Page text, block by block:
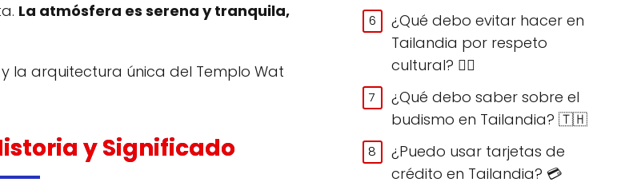
La atmósfera es serena y tranquila,
la arquitectura única del Templo Wat
y Significado
¿Qué debo evitar hacer en
Tailandia por respeto
cultural? 🙅‍♀️
¿Qué debo saber sobre el
budismo en Tailandia? 🇹🇭
¿Puedo usar tarjetas de
crédito en Tailandia? 💳